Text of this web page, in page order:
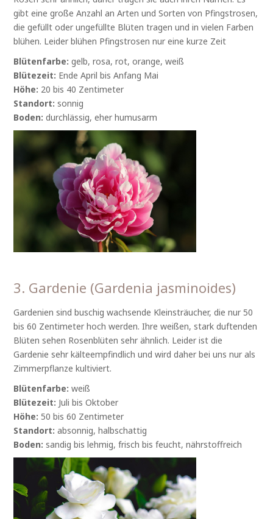
gibt eine große Anzahl an Arten und Sorten von Pfingstrosen,
die gefüllt oder ungefüllte Blüten tragen und in vielen Farben
blühen. Leider blühen Pfingstrosen nur eine kurze Zeit
Blütenfarbe: gelb, rosa, rot, orange, weiß
Blütezeit: Ende April bis Anfang Mai
Höhe: 20 bis 40 Zentimeter
Standort: sonnig
Boden: durchlässig, eher humusarm
3. Gardenie (Gardenia jasminoides)
Gardenien sind buschig wachsende Kleinsträucher, die nur 50
bis 60 Zentimeter hoch werden. Ihre weißen, stark duftenden
Blüten sehen Rosenblüten sehr ähnlich. Leider ist die
Gardenie sehr kälteempfindlich und wird daher bei uns nur als
Zimmerpflanze kultiviert.
Blütenfarbe: weiß
Blütezeit: Juli bis Oktober
Höhe: 50 bis 60 Zentimeter
Standort: absonnig, halbschattig
Boden: sandig bis lehmig, frisch bis feucht, nährstoffreich